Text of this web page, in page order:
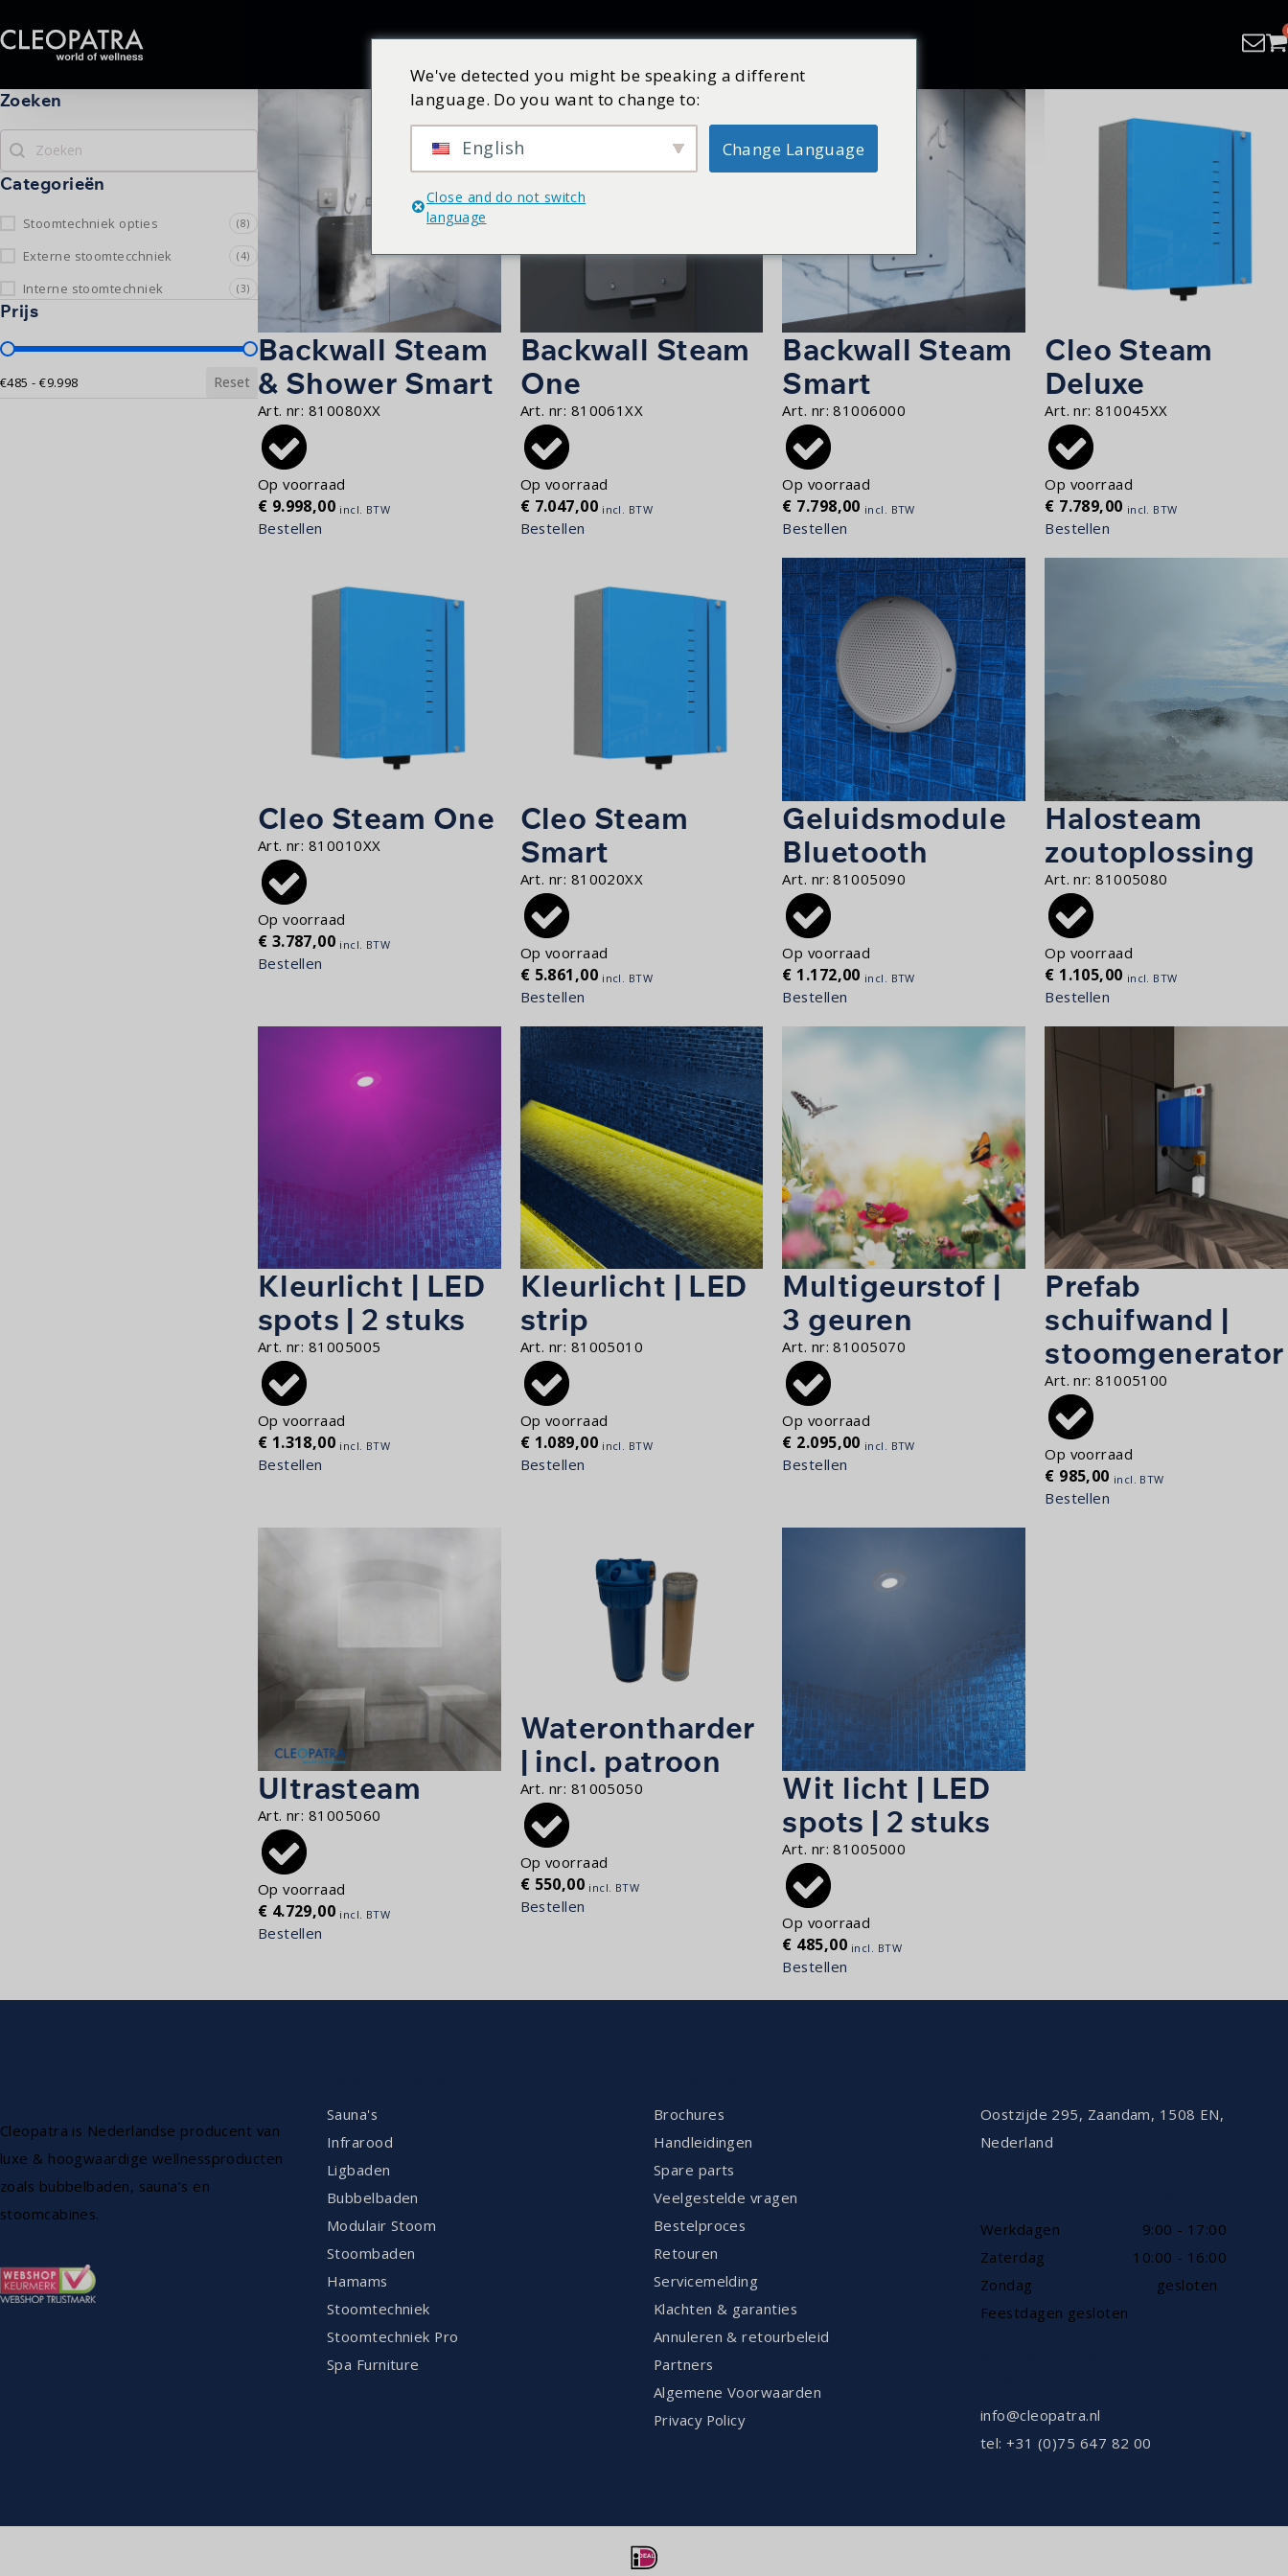
ProductenInspiratieCatalogusServiceShop
Zoeken
Zoeken
Zoeken
Categorieën
Categorieën
Stoomtechniek opties (8)
Externe stoomtecchniek (4)
Interne stoomtechniek (3)
Prijs
Prijs
€485 - €9.998 Reset
Backwall Steam
& Shower Smart
Art. nr: 810080XX
Op voorraad
€ 9.998,00 incl. BTW
Bestellen
Backwall Steam
One
Art. nr: 810061XX
Op voorraad
€ 7.047,00 incl. BTW
Bestellen
Backwall Steam
Smart
Art. nr:81006000
Op voorraad
€ 7.798,00 incl. BTW
Bestellen
Cleo Steam
Deluxe
Art. nr:810045XX
Op voorraad
€ 7.789,00 incl. BTW
Bestellen
Cleo Steam One
Art. nr: 810010XX
Op voorraad
€ 3.787,00 incl. BTW
Bestellen
Cleo Steam
Smart
Art. nr: 810020XX
Op voorraad
€ 5.861,00 incl. BTW
Bestellen
Geluidsmodule
Bluetooth
Art. nr:81005090
Op voorraad
€ 1.172,00 incl. BTW
Bestellen
Halosteam
zoutoplossing
Art. nr:81005080
Op voorraad
€ 1.105,00 incl. BTW
Bestellen
Kleurlicht | LED
spots | 2 stuks
Art. nr: 81005005
Op voorraad
€ 1.318,00 incl. BTW
Bestellen
Kleurlicht | LED
strip
Art. nr: 81005010
Op voorraad
€ 1.089,00 incl. BTW
Bestellen
Multigeurstof |
3 geuren
Art. nr:81005070
Op voorraad
€ 2.095,00 incl. BTW
Bestellen
Prefab
schuifwand |
stoomgenerator
Art. nr:81005100
Op voorraad
€ 985,00 incl. BTW
Bestellen
Ultrasteam
Art. nr: 81005060
Op voorraad
€ 4.729,00 incl. BTW
Bestellen
Waterontharder
| incl. patroon
Art. nr: 81005050
Op voorraad
€ 550,00 incl. BTW
Bestellen
Wit licht | LED
spots | 2 stuks
Art. nr:81005000
Op voorraad
€ 485,00 incl. BTW
Bestellen
Cleopatra is Nederlandse producent van
luxe & hoogwaardige wellnessproducten
zoals bubbelbaden, sauna’s en
stoomcabines.
Sauna's
Infrarood
Ligbaden
Bubbelbaden
Modulair Stoom
Stoombaden
Hamams
Stoomtechniek
Stoomtechniek Pro
Spa Furniture
Brochures
Handleidingen
Spare parts
Veelgestelde vragen
Bestelproces
Retouren
Servicemelding
Klachten & garanties
Annuleren & retourbeleid
Partners
Algemene Voorwaarden
Privacy Policy
Oostzijde 295, Zaandam, 1508 EN,
Nederland
Werkdagen
9:00 - 17:00
Zaterdag
10:00 - 16:00
Zondag
gesloten
Feestdagen gesloten
info@cleopatra.nl
tel: +31 (0)75 647 82 00
We've detected you might be speaking a different
language. Do you want to change to:
English Change Language
Close and do not switch
language